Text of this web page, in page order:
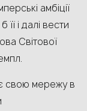
амбіції
і далі вести
Світової
свою мережу в